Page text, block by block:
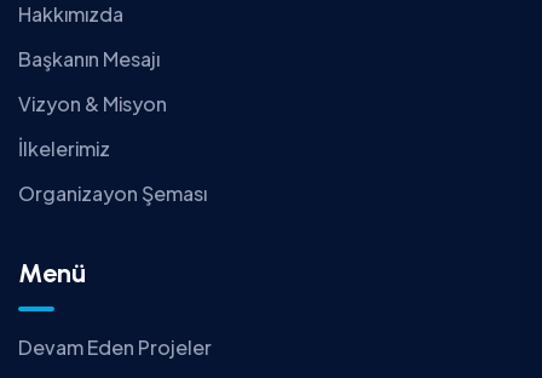
Hakkımızda
Başkanın Mesajı
Vizyon & Misyon
İlkelerimiz
Organizayon Şeması
Menü
Devam Eden Projeler